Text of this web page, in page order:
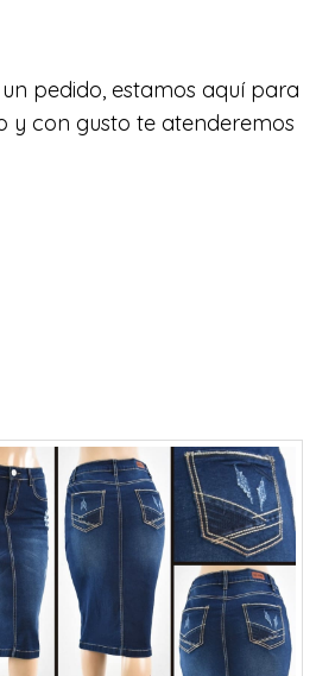
pedido, estamos aquí para
y con gusto te atenderemos